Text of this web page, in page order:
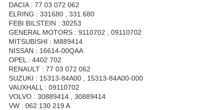
DACIA : 77 03 072 062
ELRING : 331680 , 331.680
FEBI BILSTEIN : 30253
GENERAL MOTORS : 9110702 , 09110702
MITSUBISHI : M889414
NISSAN : 16614-00QAA
OPEL : 4402 702
RENAULT : 77 03 072 062
SUZUKI : 15313-84A00 , 15313-84A00-000
VAUXHALL : 09110702
VOLVO : 30889414 , 30889414
VW : 062 130 219 A